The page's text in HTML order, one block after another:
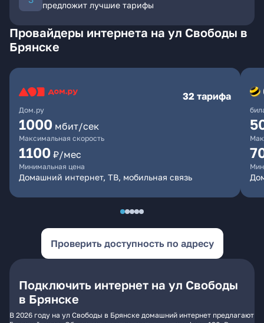
предложит лучшие тарифы
Провайдеры интернета на ул Свободы в
Брянске
Дом.ру
32 тарифа
1000 мбит/сек
Максимальная скорость
1100 ₽/мес
Минимальная цена
Домашний интернет, ТВ, мобильная связь
Проверить доступность по адресу
Подключить интернет на ул Свободы
в Брянске
В 2026 году на ул Свободы в Брянске домашний интернет предлагают